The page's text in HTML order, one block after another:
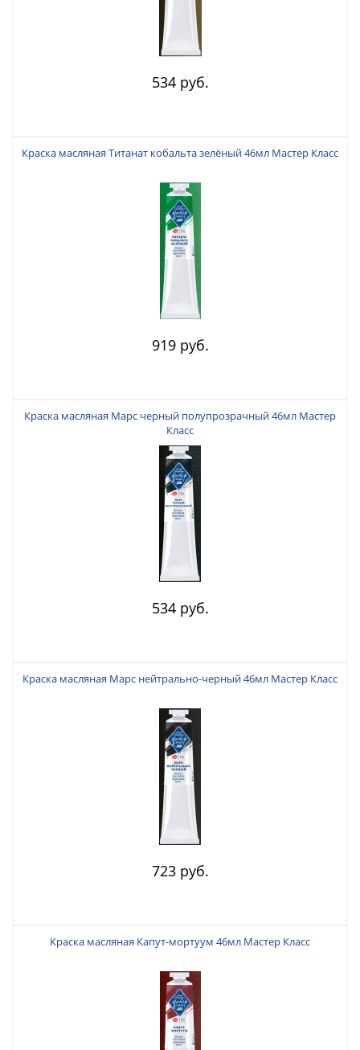
534 руб.
Краска масляная Титанат кобальта зелёный 46мл Мастер Класс
919 руб.
Краска масляная Марс черный полупрозрачный 46мл Мастер
Класс
534 руб.
Краска масляная Марс нейтрально-черный 46мл Мастер Класс
723 руб.
Краска масляная Капут-мортуум 46мл Мастер Класс